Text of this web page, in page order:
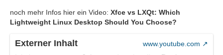
noch mehr Infos hier ein Video: Xfce vs LXQt: Which
Lightweight Linux Desktop Should You Choose?
Externer Inhalt
www.youtube.com